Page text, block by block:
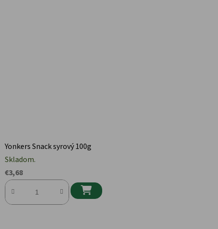
Yonkers Snack syrový 100g
Skladom.
€3,68
